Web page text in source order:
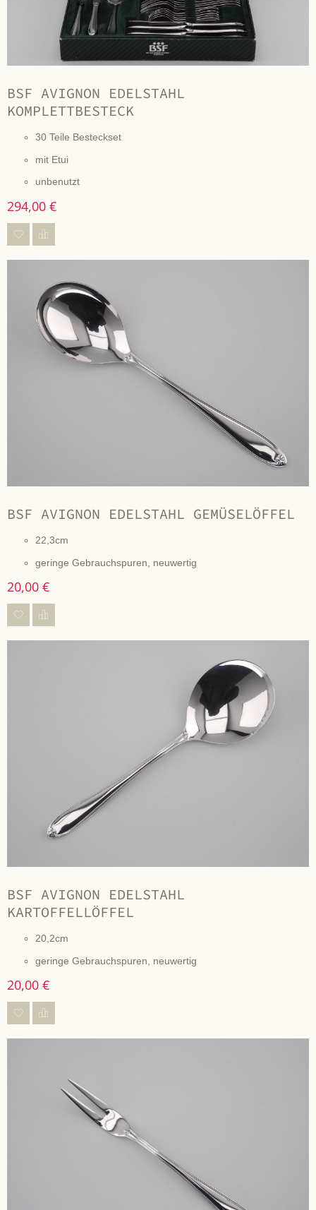
BSF AVIGNON EDELSTAHL
KOMPLETTBESTECK
30 Teile Besteckset
mit Etui
unbenutzt
294,00 €
BSF AVIGNON EDELSTAHL GEMÜSELÖFFEL
22,3cm
geringe Gebrauchspuren, neuwertig
20,00 €
BSF AVIGNON EDELSTAHL
KARTOFFELLÖFFEL
20,2cm
geringe Gebrauchspuren, neuwertig
20,00 €